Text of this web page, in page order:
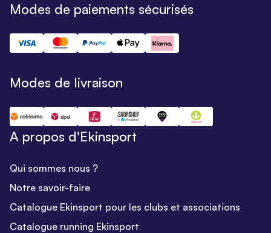
Modes de paiements sécurisés
Modes de livraison
A propos d'Ekinsport
Qui sommes nous ?
Notre savoir-faire
Catalogue Ekinsport pour les clubs et associations
Catalogue running Ekinsport